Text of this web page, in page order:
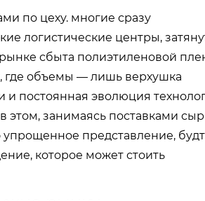
по цеху. многие сразу
логистические центры,
сбыта полиэтиленовой
где объемы — лишь верхушка
и постоянная эволюция
этом, занимаясь поставками
представление,
которое может стоить